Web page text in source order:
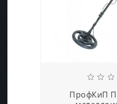
ПрофКиП